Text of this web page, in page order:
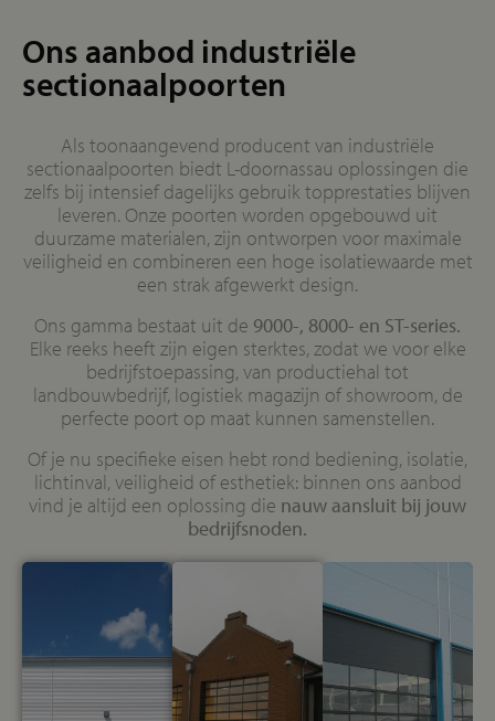
Ons aanbod industriële
sectionaalpoorten
Als toonaangevend producent van industriële
sectionaalpoorten biedt L-doornassau oplossingen die
zelfs bij intensief dagelijks gebruik topprestaties blijven
leveren. Onze poorten worden opgebouwd uit
duurzame materialen, zijn ontworpen voor maximale
veiligheid en combineren een hoge isolatiewaarde met
een strak afgewerkt design.
Ons gamma bestaat uit de 9000-, 8000- en ST-series.
Elke reeks heeft zijn eigen sterktes, zodat we voor elke
bedrijfstoepassing, van productiehal tot
landbouwbedrijf, logistiek magazijn of showroom, de
perfecte poort op maat kunnen samenstellen.
Of je nu specifieke eisen hebt rond bediening, isolatie,
lichtinval, veiligheid of esthetiek: binnen ons aanbod
vind je altijd een oplossing die nauw aansluit bij jouw
bedrijfsnoden.